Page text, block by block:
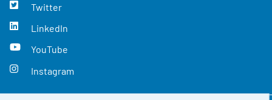
Twitter
LinkedIn
YouTube
Instagram